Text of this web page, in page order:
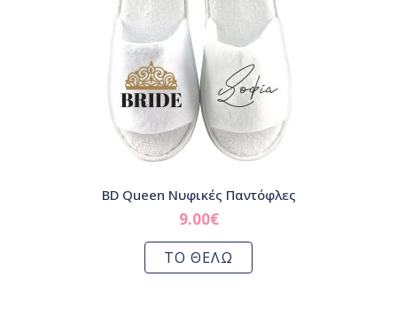
BD Queen Νυφικές Παντόφλες
9.00€
ΤΟ ΘΕΛΩ